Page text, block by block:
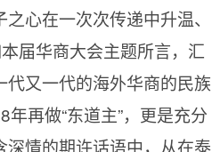
心在一次次传递中升温、
届华商大会主题所言，汇
又一代的海外华商的民族
再做“东道主”，更是充分
情的期许话语中，从在泰